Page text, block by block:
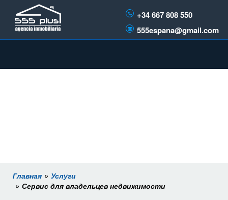
+34 667 808 550
555espana@gmail.com
Главная
Услуги
Сервис для владельцев недвижимости